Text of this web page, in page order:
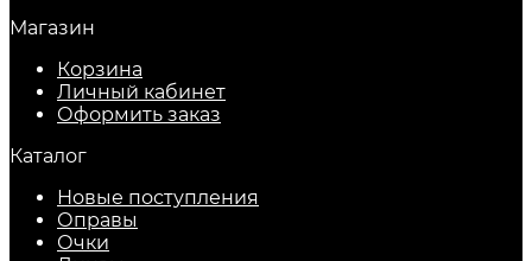
Магазин
Корзина
Личный кабинет
Оформить заказ
Каталог
Новые поступления
Оправы
Очки